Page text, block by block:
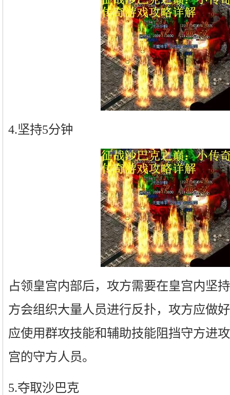
4.坚持5分钟
占领皇宫内部后，攻方需要在皇宫内坚
方会组织大量人员进行反扑，攻方应做
应使用群攻技能和辅助技能阻挡守方进
宫的守方人员。
5.夺取沙巴克